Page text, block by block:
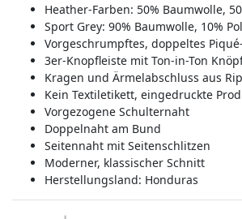
Heather-Farben: 50% Baumwolle,
Sport Grey: 90% Baumwolle, 10%
Vorgeschrumpftes, doppeltes
3er-Knopfleiste mit Ton-in-Ton
Kragen und Ärmelabschluss aus
Kein Textiletikett, eingedruckte
Vorgezogene Schulternaht
Doppelnaht am Bund
Seitennaht mit Seitenschlitzen
Moderner, klassischer Schnitt
Herstellungsland: Honduras